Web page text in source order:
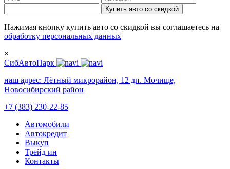
Купить авто со скидкой
Нажимая кнопку купить авто со скидкой вы соглашаетесь на
обработку персональных данных
×
СибАвтоПарк
наш адрес: Лётный микрорайон, 12 дп. Мочище,
Новосибирский район
+7 (383) 230-22-85
Автомобили
Автокредит
Выкуп
Трейд ин
Контакты